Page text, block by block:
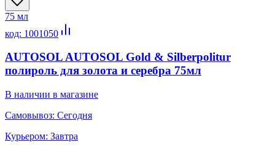
75 мл
код: 1001050
AUTOSOL AUTOSOL Gold & Silberpolitur
полироль для золота и серебра 75мл
В наличии в магазине
Самовывоз: Сегодня
Курьером: Завтра